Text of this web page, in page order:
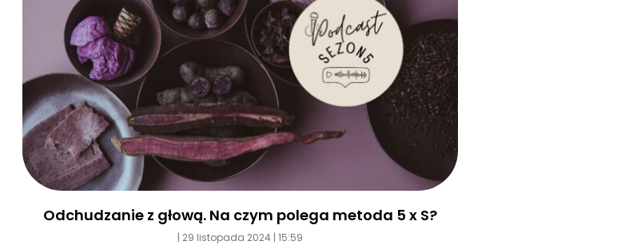
Odchudzanie z głową. Na czym polega metoda 5 x S?
29 listopada 2024 15:59